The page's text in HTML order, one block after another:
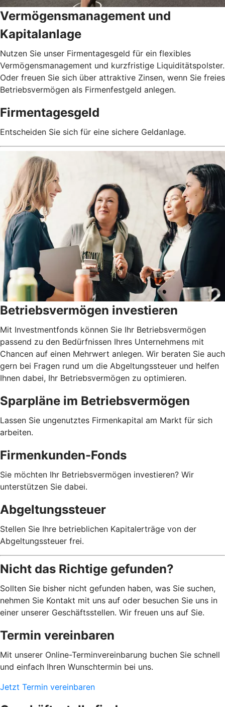
Vermögensmanagement und
Kapitalanlage
Nutzen Sie unser Firmentagesgeld für ein flexibles
Vermögensmanagement und kurzfristige Liquiditätspolster.
Oder freuen Sie sich über attraktive Zinsen, wenn Sie freies
Betriebsvermögen als Firmenfestgeld anlegen.
Firmentagesgeld
Entscheiden Sie sich für eine sichere Geldanlage.
Betriebsvermögen investieren
Mit Investmentfonds können Sie Ihr Betriebsvermögen
passend zu den Bedürfnissen Ihres Unternehmens mit
Chancen auf einen Mehrwert anlegen. Wir beraten Sie auch
gern bei Fragen rund um die Abgeltungssteuer und helfen
Ihnen dabei, Ihr Betriebsvermögen zu optimieren.
Sparpläne im Betriebsvermögen
Lassen Sie ungenutztes Firmenkapital am Markt für sich
arbeiten.
Firmenkunden-Fonds
Sie möchten Ihr Betriebsvermögen investieren? Wir
unterstützen Sie dabei.
Abgeltungssteuer
Stellen Sie Ihre betrieblichen Kapitalerträge von der
Abgeltungssteuer frei.
Nicht das Richtige gefunden?
Sollten Sie bisher nicht gefunden haben, was Sie suchen,
nehmen Sie Kontakt mit uns auf oder besuchen Sie uns in
einer unserer Geschäftsstellen. Wir freuen uns auf Sie.
Termin vereinbaren
Mit unserer Online-Terminvereinbarung buchen Sie schnell
und einfach Ihren Wunschtermin bei uns.
Jetzt Termin vereinbaren